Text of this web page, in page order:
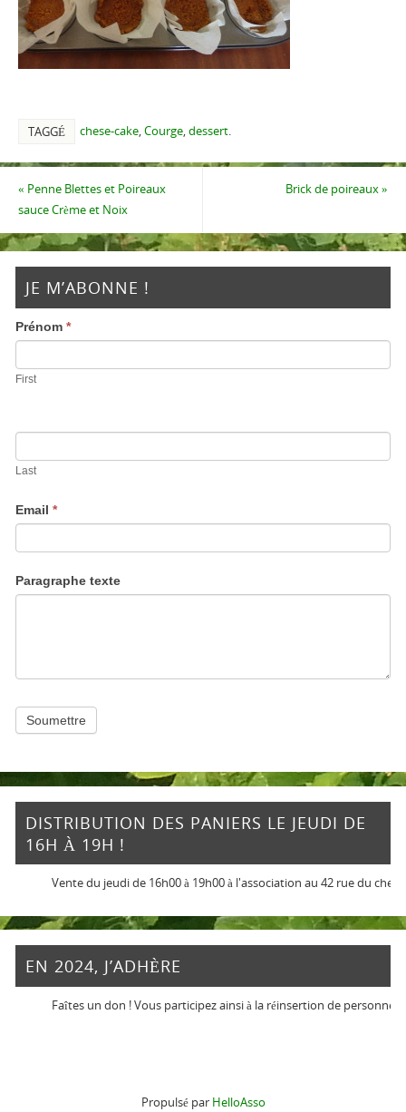
TAGGÉ chese-cake,Courge,dessert.
« Penne Blettes et Poireaux
sauce Crème et Noix
Brick de poireaux»
JE M’ABONNE !
Prénom*
First
Last
Email*
Paragraphe texte
Soumettre
DISTRIBUTION DES PANIERS LE JEUDI DE
16H À 19H !
Vente du jeudi de 16h00 à 19h00 à l'association au 42 rue du chemin
EN 2024, J’ADHÈRE
Faîtes un don ! Vous participez ainsi à la réinsertion de personnes
Propulsé par HelloAsso